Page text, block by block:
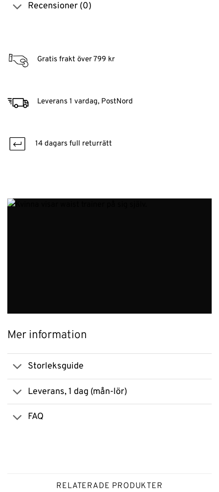
Recensioner (0)
Gratis frakt över 799 kr
Leverans 1 vardag, PostNord
14 dagars full returrätt
Mer information
Storleksguide
Leverans, 1 dag (mån-lör)
FAQ
RELATERADE PRODUKTER